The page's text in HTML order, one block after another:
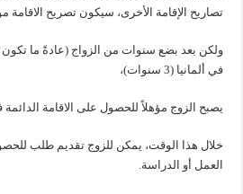
تصاريح الإقامة الأخرى، سيكون تصريح الاقامة
ولكن بعد بضع سنوات من الزواج (عادةً ما
في ألمانيا (3 سنوات)،
يصبح الزوج مؤهلاً للحصول على الاقامة الدائمة
خلال هذا الوقت، يمكن للزوج تقديم طلب
العمل أو الدراسة.